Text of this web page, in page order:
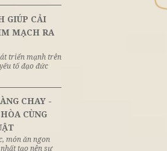
ĂN CHAY THANH TỊNH GIỮA
VỀ BÌNH YÊN TẠI VỊ LAI
thưởng thức món từ thực vật mà còn là
trình nuôi ...
ĂN CHAY ĐÚNG CÁCH GIÚP
THIỆN SỨC KHỎE TIM MẠCH